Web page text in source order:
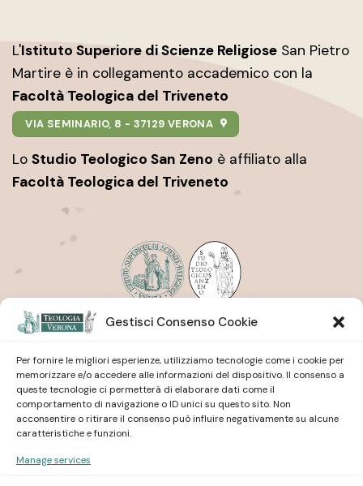
Gestisci Consenso Cookie
Per fornire le migliori esperienze, utilizziamo tecnologie come i cookie per
memorizzare e/o accedere alle informazioni del dispositivo. Il consenso a
queste tecnologie ci permetterà di elaborare dati come il
comportamento di navigazione o ID unici su questo sito. Non
acconsentire o ritirare il consenso può influire negativamente su alcune
caratteristiche e funzioni.
Manage services
L'Istituto Superiore di Scienze Religiose San Pietro
Martire è in collegamento accademico con la
Facoltà Teologica del Triveneto
VIA SEMINARIO, 8 - 37129 VERONA
Lo Studio Teologico San Zeno è affiliato alla
Facoltà Teologica del Triveneto
Istituto Superiore di Scienze Religiose
| San Pietro
Istituto Superiore di Scienze Religiose